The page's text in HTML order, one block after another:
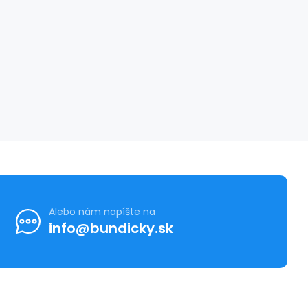
Alebo nám napíšte na
info@bundicky.sk